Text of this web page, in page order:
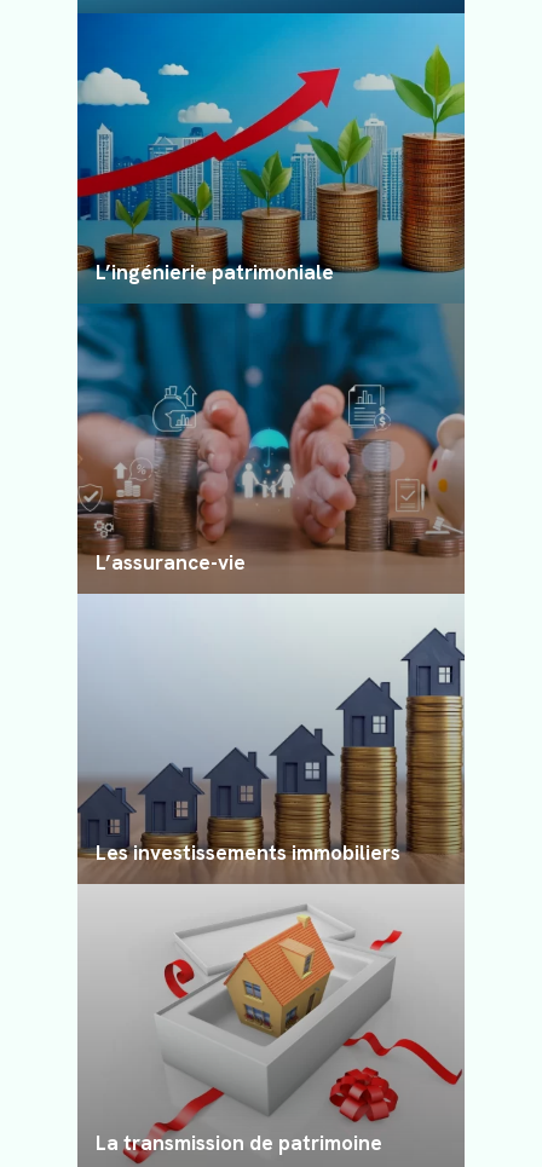
L’ingénierie patrimoniale
L’assurance-vie
Les investissements immobiliers
La transmission de patrimoine